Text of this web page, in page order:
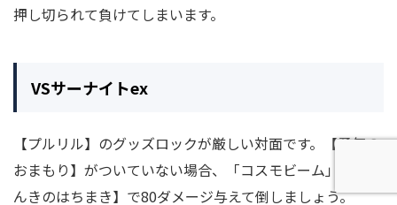
押し切られて負けてしまいます。
VSサーナイトex
【プルリル】のグッズロックが厳しい対面です。【勇気の
おまもり】がついていない場合、「コスモビーム」+【げ
んきのはちまき】で80ダメージ与えて倒しましょう。